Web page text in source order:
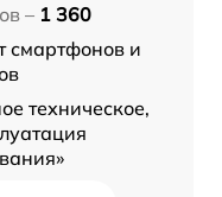
– 1 360
смартфонов и
техническое,